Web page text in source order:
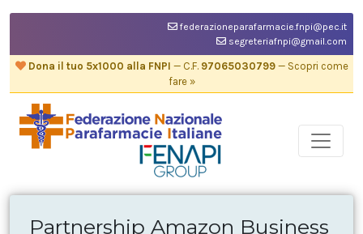
federazioneparafarmacie.fnpi@pec.it
segreteriafnpi@gmail.com
Dona il tuo 5x1000 alla FNPI — C.F. 97065030799— Scopri come
fare »
Partnership Amazon Business